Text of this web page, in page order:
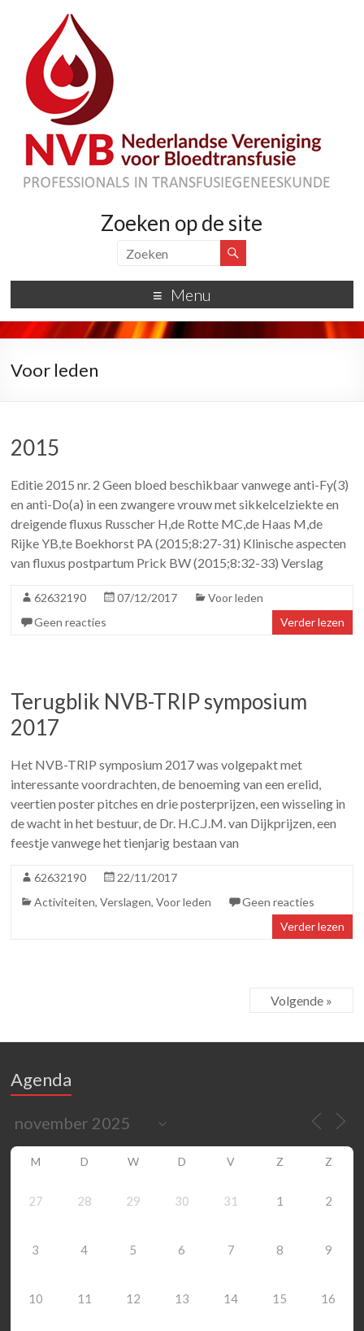
Zoeken op de site
Menu
Voor leden
2015
Editie 2015 nr. 2 Geen bloed beschikbaar vanwege anti-Fy(3)
en anti-Do(a) in een zwangere vrouw met sikkelcelziekte en
dreigende fluxus Russcher H,de Rotte MC,de Haas M,de
Rijke YB,te Boekhorst PA (2015;8:27-31) Klinische aspecten
van fluxus postpartum Prick BW (2015;8:32-33) Verslag
62632190 07/12/2017
Voor leden
Geen reacties
Verder lezen
Terugblik NVB-TRIP symposium
2017
Het NVB-TRIP symposium 2017 was volgepakt met
interessante voordrachten, de benoeming van een erelid,
veertien poster pitches en drie posterprijzen, een wisseling in
de wacht in het bestuur, de Dr. H.C.J.M. van Dijkprijzen, een
feestje vanwege het tienjarig bestaan van
62632190
22/11/2017
Activiteiten,Verslagen,Voor leden
Geen reacties
Verder lezen
Volgende »
Agenda
M D W D V Z Z
27 28 29 30 31 1 2
3 4 5 6 7 8 9
10 11 12 13 14 15 16